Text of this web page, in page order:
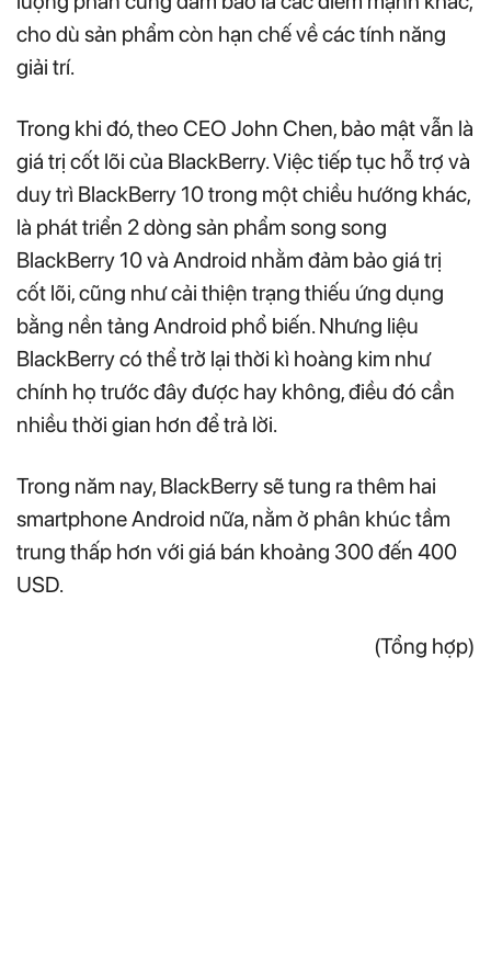
cho dù sản phẩm còn hạn chế về các tính năng
giải trí.
Trong khi đó, theo CEO John Chen, bảo mật vẫn là
giá trị cốt lõi của BlackBerry. Việc tiếp tục hỗ trợ và
duy trì BlackBerry 10 trong một chiều hướng khác,
là phát triển 2 dòng sản phẩm song song
BlackBerry 10 và Android nhằm đảm bảo giá trị
cốt lõi, cũng như cải thiện trạng thiếu ứng dụng
bằng nền tảng Android phổ biến. Nhưng liệu
BlackBerry có thể trở lại thời kì hoàng kim như
chính họ trước đây được hay không, điều đó cần
nhiều thời gian hơn để trả lời.
Trong năm nay, BlackBerry sẽ tung ra thêm hai
smartphone Android nữa, nằm ở phân khúc tầm
trung thấp hơn với giá bán khoảng 300 đến 400
USD.
(Tổng hợp)